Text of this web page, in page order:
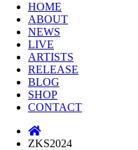
HOME
ABOUT
NEWS
LIVE
ARTISTS
RELEASE
BLOG
SHOP
CONTACT
ZKS2024